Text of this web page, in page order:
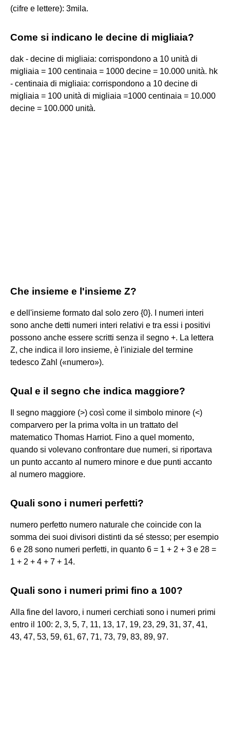
(cifre e lettere): 3mila.
Come si indicano le decine di migliaia?
dak - decine di migliaia: corrispondono a 10 unità di
migliaia = 100 centinaia = 1000 decine = 10.000 unità. hk
- centinaia di migliaia: corrispondono a 10 decine di
migliaia = 100 unità di migliaia =1000 centinaia = 10.000
decine = 100.000 unità.
Che insieme e l'insieme Z?
e dell'insieme formato dal solo zero {0}. I numeri interi
sono anche detti numeri interi relativi e tra essi i positivi
possono anche essere scritti senza il segno +. La lettera
Z, che indica il loro insieme, è l'iniziale del termine
tedesco Zahl («numero»).
Qual e il segno che indica maggiore?
Il segno maggiore (>) così come il simbolo minore (<)
comparvero per la prima volta in un trattato del
matematico Thomas Harriot. Fino a quel momento,
quando si volevano confrontare due numeri, si riportava
un punto accanto al numero minore e due punti accanto
al numero maggiore.
Quali sono i numeri perfetti?
numero perfetto numero naturale che coincide con la
somma dei suoi divisori distinti da sé stesso; per esempio
6 e 28 sono numeri perfetti, in quanto 6 = 1 + 2 + 3 e 28 =
1 + 2 + 4 + 7 + 14.
Quali sono i numeri primi fino a 100?
Alla fine del lavoro, i numeri cerchiati sono i numeri primi
entro il 100: 2, 3, 5, 7, 11, 13, 17, 19, 23, 29, 31, 37, 41,
43, 47, 53, 59, 61, 67, 71, 73, 79, 83, 89, 97.